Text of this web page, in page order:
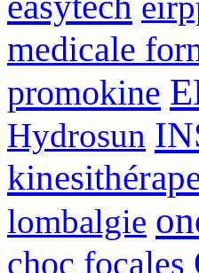
medicale
promokine
Hydrosun
lombalgie
choc focales